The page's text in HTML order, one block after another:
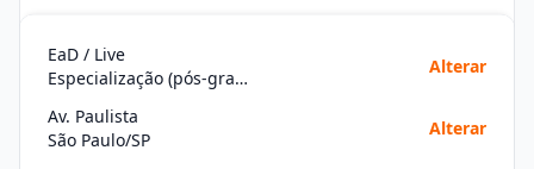
EaD / Live
Especialização (pós-graduação)
Alterar
Av. Paulista
São Paulo/SP
Alterar